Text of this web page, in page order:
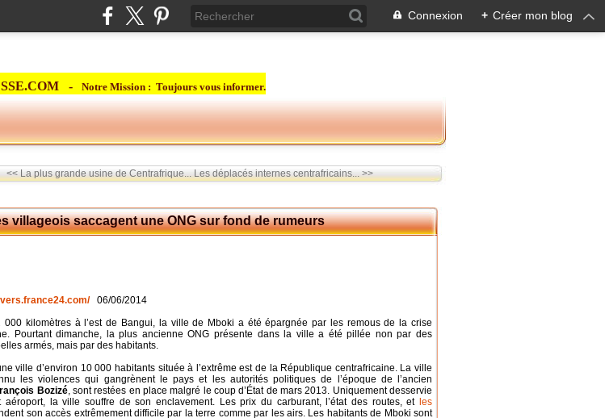
Connexion + Créer mon blog
- Notre Mission : Toujours vous informer.
<< La plus grande usine de Centrafrique... Les déplacés internes centrafricains... >>
villageois saccagent une ONG sur fond de rumeurs
06/06/2014
kilomètres à l’est de Bangui, la ville de Mboki a été épargnée par les remous de la crise
Pourtant dimanche, la plus ancienne ONG présente dans la ville a été pillée non par des
armés, mais par des habitants.
ville d’environ 10 000 habitants située à l’extrême est de la République centrafricaine. La ville
les violences qui gangrènent le pays et les autorités politiques de l’époque de l’ancien
Bozizé, sont restées en place malgré le coup d’État de mars 2013. Uniquement desservie
aéroport, la ville souffre de son enclavement. Les prix du carburant, l’état des routes, et les
son accès extrêmement difficile par la terre comme par les airs. Les habitants de Mboki sont